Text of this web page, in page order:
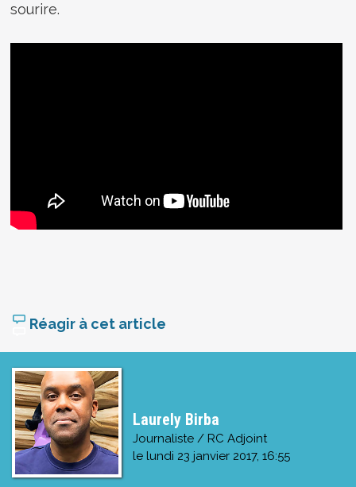
sourire.
Réagir à cet article
Laurely Birba
Journaliste / RC Adjoint
le lundi 23 janvier 2017, 16:55